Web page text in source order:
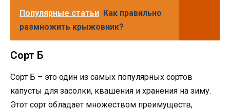
Популярные статьи Как правильно
размножить крыжовник?
Сорт Б
Сорт Б – это один из самых популярных сортов
капусты для засолки, квашения и хранения на зиму.
Этот сорт обладает множеством преимуществ,